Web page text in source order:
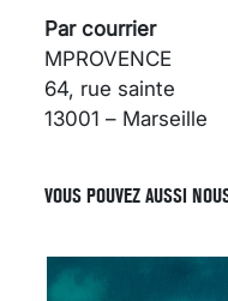
Par courrier
MPROVENCE
64, rue sainte
13001 – Marseille
VOUS POUVEZ AUSSI